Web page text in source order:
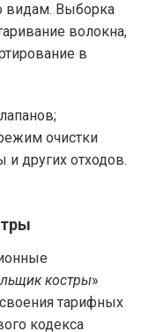
видам. Выборка
волокна,
в
очистки
других отходов.
костры»
тарифных
кодекса